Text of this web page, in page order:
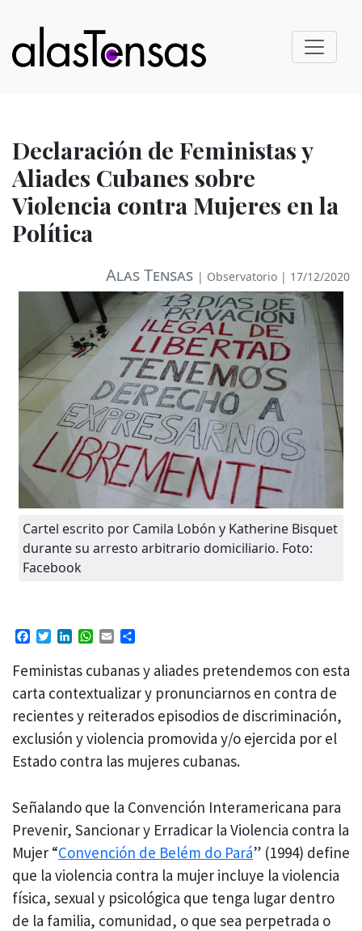
Declaración de Feministas y
Aliades Cubanes sobre
Violencia contra Mujeres en la
Política
Alas Tensas | Observatorio | 17/12/2020
Cartel escrito por Camila Lobón y Katherine Bisquet
durante su arresto arbitrario domiciliario. Foto:
Facebook
Facebook
TwitterLinkedIn
WhatsApp
Email
Feministas cubanas y aliades pretendemos con esta
carta contextualizar y pronunciarnos en contra de
recientes y reiterados episodios de discriminación,
exclusión y violencia promovida y/o ejercida por el
Estado contra las mujeres cubanas.
Señalando que la Convención Interamericana para
Prevenir, Sancionar y Erradicar la Violencia contra la
Mujer “Convención de Belém do Pará” (1994) define
que la violencia contra la mujer incluye la violencia
física, sexual y psicológica que tenga lugar dentro
de la familia, comunidad, o que sea perpetrada o